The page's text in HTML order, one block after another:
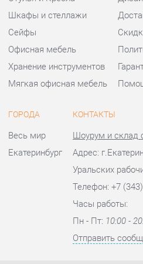
ГОРОДА
Екатеринбург
КОНТАКТЫ
Телефон: +7 (343)
Часы работы:
© 2009-2026